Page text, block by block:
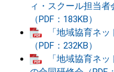
ィ・スクール担当者
（PDF：183KB）
「地域協育ネ
（PDF：232KB）
「地域協育ネ